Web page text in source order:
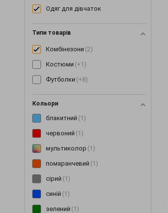
Одяг для дівчаток
Типи товарів
Комбінезони (2)
Костюми (+1)
Футболки (+8)
Кольори
блакитний (1)
червоний (1)
мультиколор (1)
помаранчевий (1)
сірий (1)
синій (1)
зелений (1)